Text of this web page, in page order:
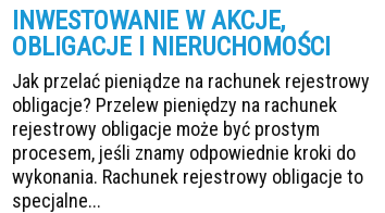
INWESTOWANIE W AKCJE,
OBLIGACJE I NIERUCHOMOŚCI
Jak przelać pieniądze na rachunek rejestrowy
obligacje? Przelew pieniędzy na rachunek
rejestrowy obligacje może być prostym
procesem, jeśli znamy odpowiednie kroki do
wykonania. Rachunek rejestrowy obligacje to
specjalne...